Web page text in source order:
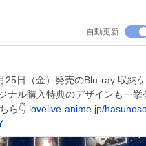
す
自動更新
25日（金）発売のBlu-ray 収納
ナル購入特典のデザインも一挙
ら👇 lovelive-anime.jp/